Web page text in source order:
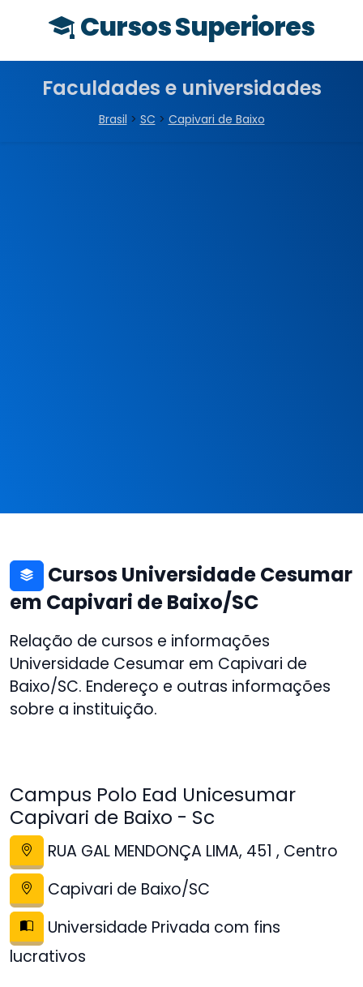
Cursos Superiores
Faculdades e universidades
Brasil > SC > Capivari de Baixo
Cursos Universidade Cesumar
em Capivari de Baixo/SC
Relação de cursos e informações
Universidade Cesumar em Capivari de
Baixo/SC. Endereço e outras informações
sobre a instituição.
Campus Polo Ead Unicesumar
Capivari de Baixo - Sc
RUA GAL MENDONÇA LIMA, 451 , Centro
Capivari de Baixo/SC
Universidade Privada com fins
lucrativos